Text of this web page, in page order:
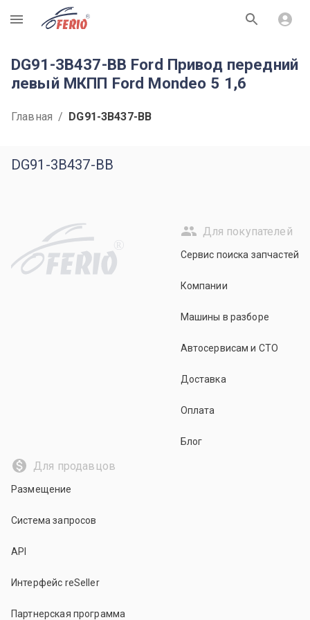
R
DG91-3B437-BB Ford Привод передний
левый МКПП Ford Mondeo 5 1,6
Главная / DG91-3B437-BB
DG91-3B437-BB
R
Для покупателей
Сервис поиска запчастей
Компании
Машины в разборе
Автосервисам и СТО
Доставка
Оплата
Блог
Для продавцов
Размещение
Система запросов
API
Интерфейс reSeller
Партнерская программа